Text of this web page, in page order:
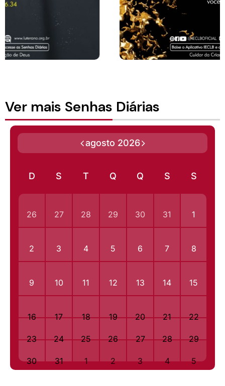
Ver mais Senhas Diárias
agosto 2026
D S T Q Q S S
26 27 28 29 30 31 1
2 3 4 5 6 7 8
9 10 11 12 13 14 15
16 17 18 19 20 21 22
23 24 25 26 27 28 29
30 31 1 2 3 4 5